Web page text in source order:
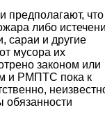
предполагают, что
либо
сараи и другие
мусора их
законом или
и РМПТС пока к
обязанности